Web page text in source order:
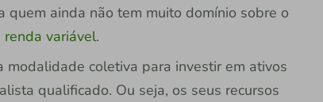
quem ainda não tem muito domínio sobre o
renda variável.
modalidade coletiva para investir em ativos
qualificado. Ou seja, os seus recursos